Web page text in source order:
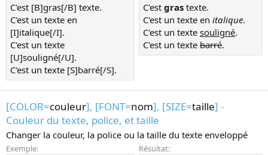
C'est [B]gras[/B] texte.
C'est un texte en
[I]italique[/I].
C'est un texte
[U]souligné[/U].
C'est un texte [S]barré[/S].
C'est gras texte.
C'est un texte en italique.
C'est un texte souligné.
C'est un texte barré.
[COLOR=couleur], [FONT=nom], [SIZE=taille] -
Couleur du texte, police, et taille
Changer la couleur, la police ou la taille du texte enveloppé
Exemple: Résultat: